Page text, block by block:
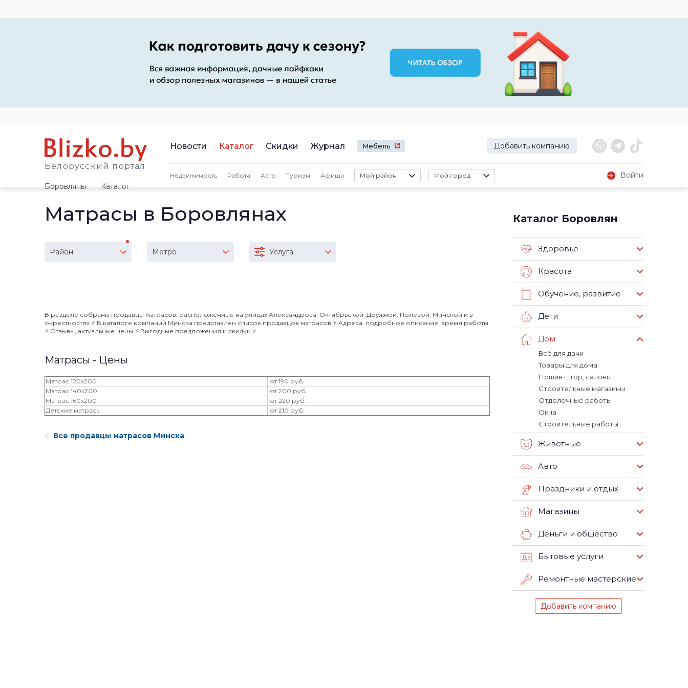
Белорусский портал
Новости Каталог Скидки Журнал Мебель Добавить компанию
Недвижимость Работа Авто Туризм Афиша Мой район Мой город
Войти
Боровляны
Каталог
Матрасы в Боровлянах
Район Метро Услуга
В разделе собраны продавцы матрасов, расположенные на улицах Александрова, Октябрьской, Дружной, Полевой, Минской и в
окрестностях ⭐️ В каталоге компаний Минска представлен список продавцов матрасов ⚡️ Адреса, подробное описание, время работы
⚡️ Отзывы, актуальные цены ⚡️ Выгодные предложения и скидки ⚡️
Матрасы - Цены
Матрас 120x200
от 190 руб.
Матрас 140x200
от 200 руб.
Матрас 160x200
от 220 руб.
Детские матрасы
от 210 руб.
Все продавцы матрасов Минска
Каталог Боровлян
Здоровье
Красота
Обучение, развитие
Дети
Дом
Всё для дачи
Товары для дома
Пошив штор, салоны
Строительные магазины
Отделочные работы
Окна
Строительные работы
Животные
Авто
Праздники и отдых
Магазины
Деньги и общество
Бытовые услуги
Ремонтные мастерские
Добавить компанию